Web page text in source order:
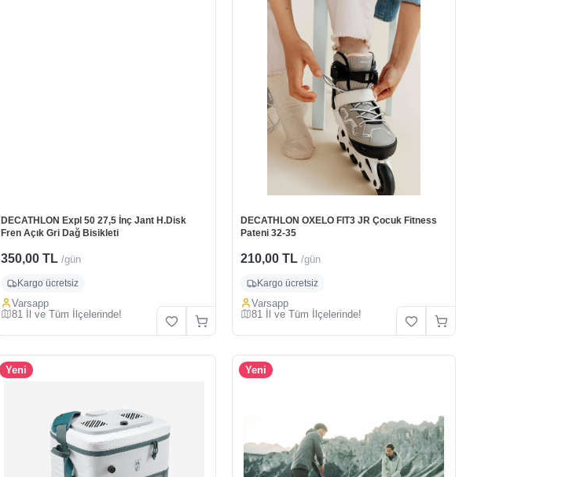
DECATHLON Expl 50 27,5 İnç Jant H.Disk
Fren Açık Gri Dağ Bisikleti
350,00 TL /gün
Kargo ücretsiz
Varsapp
81 İl ve Tüm İlçelerinde!
DECATHLON OXELO FIT3 JR Çocuk Fitness
Pateni 32-35
210,00 TL /gün
Kargo ücretsiz
Varsapp
81 İl ve Tüm İlçelerinde!
Yeni Yeni